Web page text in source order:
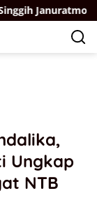
Januratmoko
Ungkap
NTB